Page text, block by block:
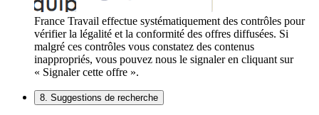
France Travail effectue systématiquement des contrôles pour
vérifier la légalité et la conformité des offres diffusées. Si
malgré ces contrôles vous constatez des contenus
inappropriés, vous pouvez nous le signaler en cliquant sur
« Signaler cette offre ».
8. Suggestions de recherche